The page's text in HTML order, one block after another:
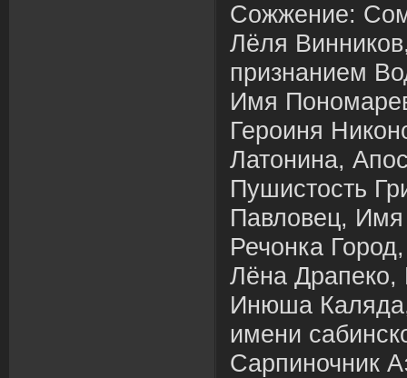
Сожжение:
Лёля
признанием
Имя
Героиня
Латонина,
Пушистость
Павловец, Имя
Речонка
Лёна Драпеко,
Инюша
имени
Сарпиночник